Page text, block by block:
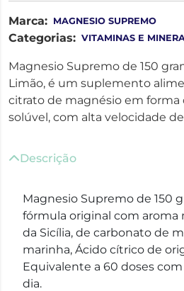
Marca: MAGNESIO SUPREMO
Categorias: VITAMINAS E
Magnesio Supremo de 150
Limão, é um suplemento
citrato de magnésio em
solúvel, com alta velocidade
Descrição
Magnesio Supremo de 150
fórmula original com aroma
da Sicília, de carbonato de
marinha, Ácido cítrico de
Equivalente a 60 doses
dia.